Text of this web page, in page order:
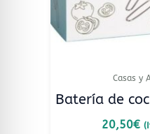
Casas y
Batería de
20,50€